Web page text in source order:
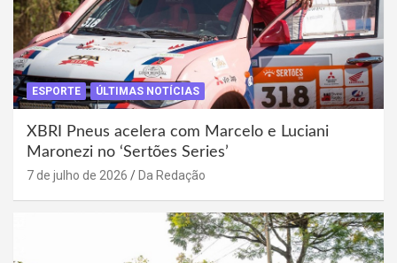
ESPORTE ÚLTIMAS NOTÍCIAS
XBRI Pneus acelera com Marcelo e Luciani
Maronezi no ‘Sertões Series’
7 de julho de 2026 Da Redação